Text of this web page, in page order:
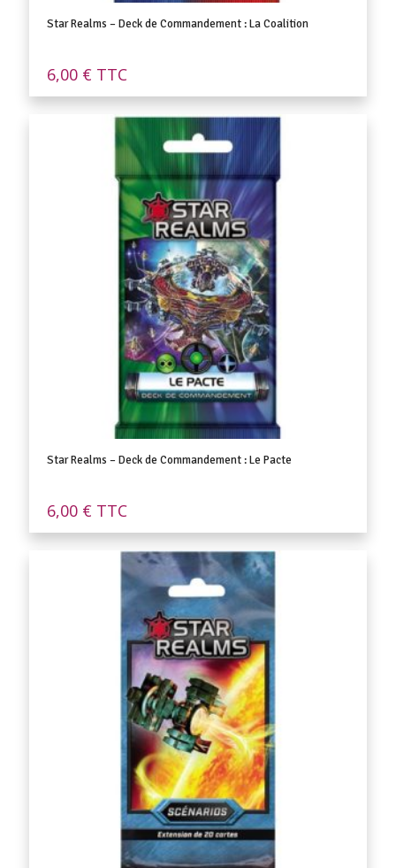
Star Realms – Deck de Commandement : La Coalition
6,00 € TTC
Star Realms – Deck de Commandement : Le Pacte
6,00 € TTC